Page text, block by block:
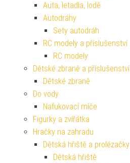
Auta, letadla, lodě
Autodráhy
Sety autodráh
RC modely a příslušenství
RC modely
Dětské zbraně a příslušenství
Dětské zbraně
Do vody
Nafukovací míče
Figurky a zvířátka
Hračky na zahradu
Dětská hřiště a prolézačky
Dětská hřiště